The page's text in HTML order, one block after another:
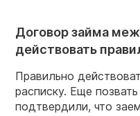
Договор займа
действовать
Правильно
расписку. Еще
подтвердили, что